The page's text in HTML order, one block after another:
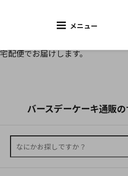
宅配便でお届けします。
メニュー
バースデーケーキ通販